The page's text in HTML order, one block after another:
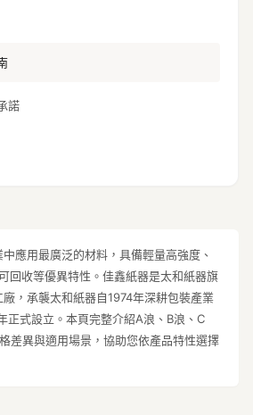
諾
應用最廣泛的材料，具備輕量高強度、
回收等優異特性。佳鑫紙器是太和紙器旗
，承襲太和紙器自1974年深耕包裝產業
正式設立。本頁完整介紹A浪、B浪、C
差異與適用場景，協助您依產品特性選擇